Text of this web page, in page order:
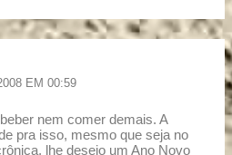
EM 00:59
nem comer demais. A
pra isso, mesmo que seja no
lhe desejo um Ano Novo